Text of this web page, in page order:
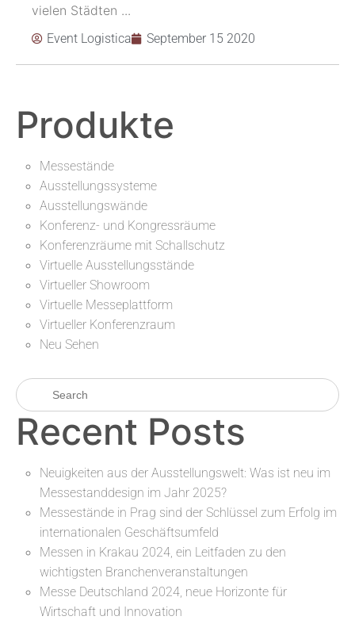
vielen Städten ...
Event Logistica September 15 2020
Produkte
Messestände
Ausstellungssysteme
Ausstellungswände
Konferenz- und Kongressräume
Konferenzräume mit Schallschutz
Virtuelle Ausstellungsstände
Virtueller Showroom
Virtuelle Messeplattform
Virtueller Konferenzraum
Neu Sehen
Recent Posts
Neuigkeiten aus der Ausstellungswelt: Was ist neu im
Messestanddesign im Jahr 2025?
Messestände in Prag sind der Schlüssel zum Erfolg im
internationalen Geschäftsumfeld
Messen in Krakau 2024, ein Leitfaden zu den
wichtigsten Branchenveranstaltungen
Messe Deutschland 2024, neue Horizonte für
Wirtschaft und Innovation